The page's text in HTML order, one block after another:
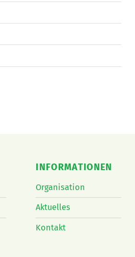
INFORMATIONEN
Organisation
Aktuelles
Kontakt